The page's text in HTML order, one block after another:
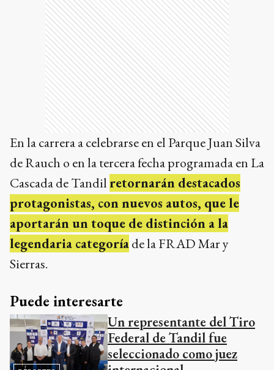
En la carrera a celebrarse en el Parque Juan Silva
de Rauch o en la tercera fecha programada en La
Cascada de Tandilretornarán destacados
protagonistas, con nuevos autos, que le
aportarán un toque de distinción a la
legendaria categoríade la FRAD Mar y
Sierras.
Puede interesarte
Un representante del Tiro
Federal de Tandil fue
seleccionado como juez